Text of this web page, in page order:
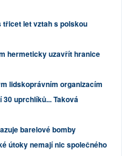
třicet let vztah s polskou
hermeticky uzavřít hranice
lidskoprávním organizacím
uprchlíků... Taková
barelové bomby
útoky nemají nic společného